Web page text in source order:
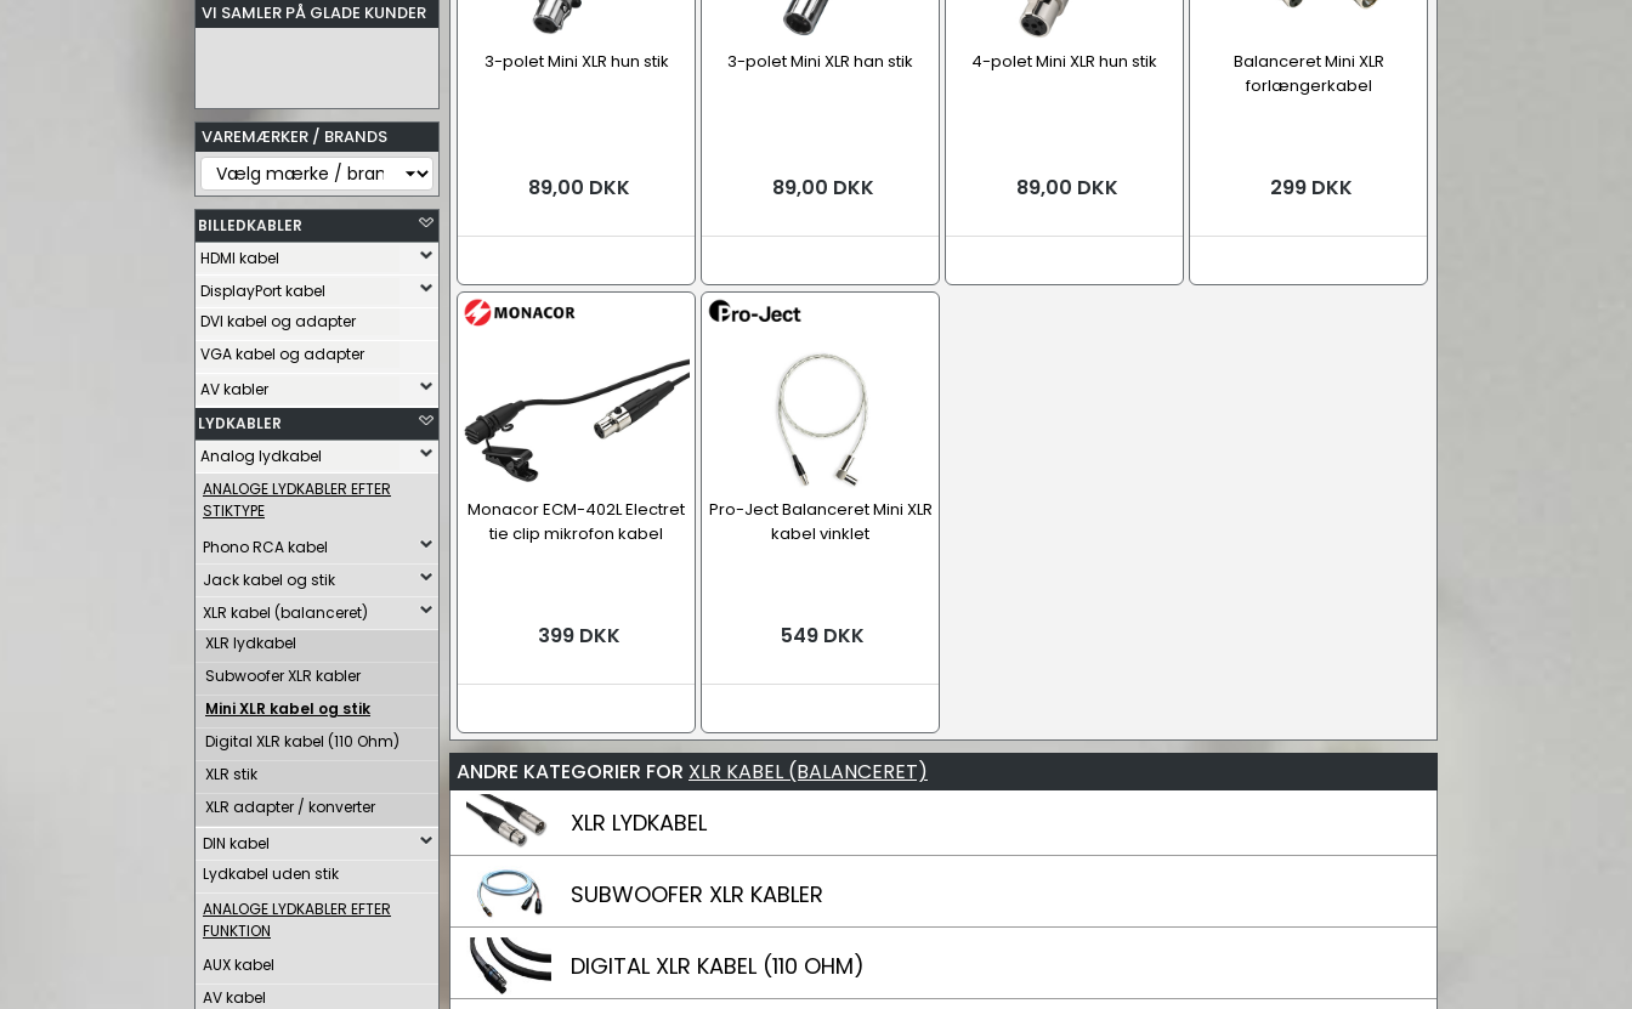
VI SAMLER PÅ GLADE KUNDER
VAREMÆRKER / BRANDS
BILLEDKABLER
HDMI kabel
DisplayPort kabel
DVI kabel og adapter
VGA kabel og adapter
AV kabler
LYDKABLER
Analog lydkabel
ANALOGE LYDKABLER EFTER
STIKTYPE
Phono RCA kabel
Jack kabel og stik
XLR kabel (balanceret)
XLR lydkabel
Subwoofer XLR kabler
Mini XLR kabel og stik
Digital XLR kabel (110 Ohm)
XLR stik
XLR adapter / konverter
DIN kabel
Lydkabel uden stik
ANALOGE LYDKABLER EFTER
FUNKTION
AUX kabel
AV kabel
3-polet Mini XLR hun stik
89,00 DKK
3-polet Mini XLR han stik
89,00 DKK
4-polet Mini XLR hun stik
89,00 DKK
Balanceret Mini XLR
forlængerkabel
299 DKK
Monacor ECM-402L Electret
tie clip mikrofon kabel
399 DKK
Pro-Ject Balanceret Mini XLR
kabel vinklet
549 DKK
ANDRE KATEGORIER FOR XLR KABEL (BALANCERET)
XLR LYDKABEL
SUBWOOFER XLR KABLER
DIGITAL XLR KABEL (110 OHM)